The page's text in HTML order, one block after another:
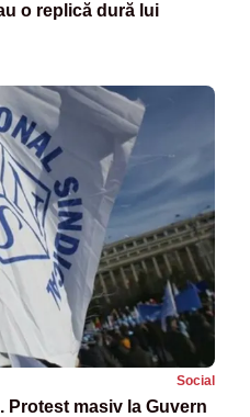
o replică dură lui
Social
Protest masiv la Guvern